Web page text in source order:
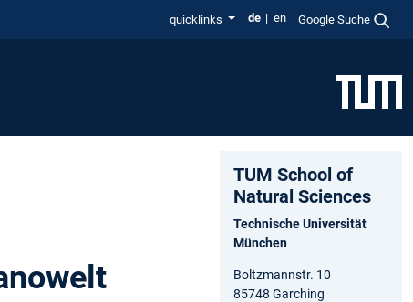
quicklinks de en Google Suche
TUM School of
Natural Sciences
Technische Universität
München
Boltzmannstr. 10
85748 Garching